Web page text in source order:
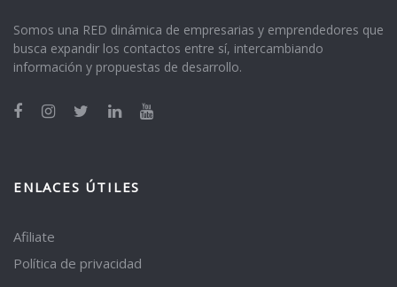
Somos una RED dinámica de empresarias y emprendedores que
busca expandir los contactos entre sí, intercambiando
información y propuestas de desarrollo.
ENLACES ÚTILES
Afiliate
Política de privacidad